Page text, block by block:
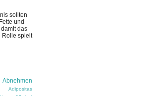
sollten
und
das
Rolle spielt
Abnehmen
Adipositas